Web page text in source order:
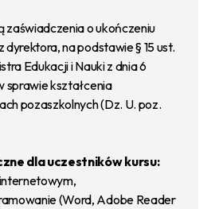
o ukończeniu
na podstawie § 15 ust.
Edukacji i Nauki z dnia 6
sprawie kształcenia
pozaszkolnych (Dz. U. poz.
dla uczestników kursu:
(Word, Adobe Reader